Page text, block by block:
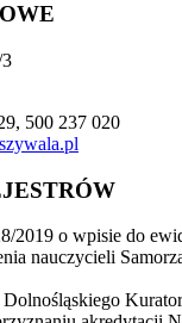
500 237 020
2019 o wpisie do
nauczycieli